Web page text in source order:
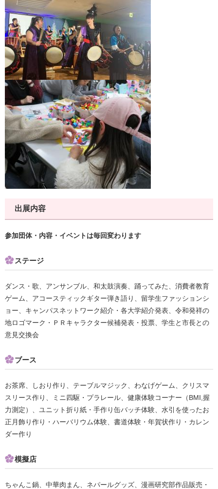
出展内容
参加団体・内容・イベントは毎回変わります
ステージ
ダンス・歌、アンサンブル、和太鼓演奏、踊ってみた、消費者教育
ゲーム、アコースティックギター弾き語り、留学生ファッションシ
ョー、キャンパスネットワーク紹介・各大学紹介発表、令和発祥の
地ロゴマーク・ＰＲキャラクター候補発表・投票、学生と市長との
意見交換会
ブース
お茶席、しおり作り、テーブルマジック、わなげゲーム、クリスマ
スリース作り、ミニ四駆・プラレール、健康体験コーナー（BMI,握
力測定）、ユニット折り紙・手作り缶バッチ体験、水引を使ったお
正月飾り作り・ハーバリウム体験、書道体験・年賀状作り・カレン
ダー作り
模擬店
ちゃんこ鍋、中華肉まん、ネパールグッズ、漫画研究部作品販売・